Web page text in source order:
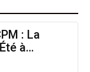
: La
à